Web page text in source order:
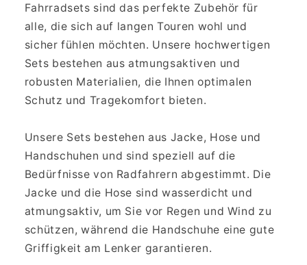
Fahrradsets sind das perfekte Zubehör für
alle, die sich auf langen Touren wohl und
sicher fühlen möchten. Unsere hochwertigen
Sets bestehen aus atmungsaktiven und
robusten Materialien, die Ihnen optimalen
Schutz und Tragekomfort bieten.
Unsere Sets bestehen aus Jacke, Hose und
Handschuhen und sind speziell auf die
Bedürfnisse von Radfahrern abgestimmt. Die
Jacke und die Hose sind wasserdicht und
atmungsaktiv, um Sie vor Regen und Wind zu
schützen, während die Handschuhe eine gute
Griffigkeit am Lenker garantieren.